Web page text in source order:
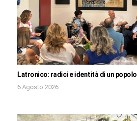
Latronico: radici e identità di un popolo
6 Agosto 2026